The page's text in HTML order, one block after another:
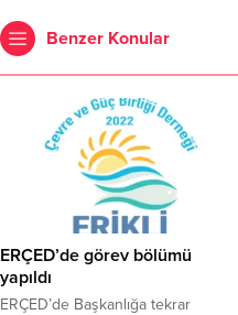
Benzer Konular
ERÇED’de görev bölümü
yapıldı
ERÇED’de Başkanlığa tekrar